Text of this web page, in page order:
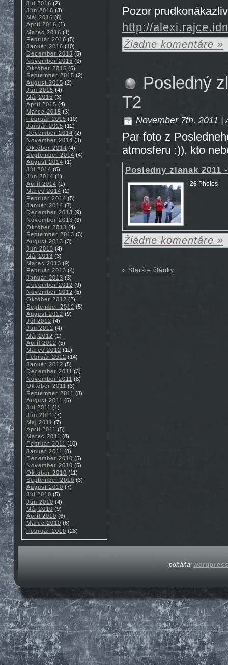
Júl 2016 (2)
Jún 2016 (3)
Máj 2016 (6)
Apríl 2016 (1)
Marec 2016 (1)
Február 2016 (5)
Január 2016 (10)
December 2015 (5)
November 2015 (3)
Október 2015 (6)
September 2015 (2)
August 2015 (2)
Jún 2015 (4)
Máj 2015 (3)
Apríl 2015 (4)
Marec 2015 (3)
Február 2015 (10)
Január 2015 (12)
December 2014 (2)
November 2014 (3)
Október 2014 (4)
September 2014 (4)
August 2014 (1)
Júl 2014 (6)
Jún 2014 (1)
Apríl 2014 (1)
Marec 2014 (2)
Február 2014 (5)
Január 2014 (7)
December 2013 (9)
November 2013 (3)
Október 2013 (4)
September 2013 (3)
August 2013 (3)
Jún 2013 (4)
Máj 2013 (3)
Marec 2013 (9)
Február 2013 (4)
Január 2013 (3)
December 2012 (9)
November 2012 (5)
Október 2012 (2)
September 2012 (5)
August 2012 (9)
Júl 2012 (4)
Jún 2012 (4)
Máj 2012 (2)
Apríl 2012 (5)
Marec 2012 (11)
Február 2012 (14)
Január 2012 (5)
December 2011 (3)
November 2011 (8)
Október 2011 (3)
September 2011 (8)
August 2011 (5)
Júl 2011 (1)
Jún 2011 (7)
Máj 2011 (7)
Apríl 2011 (5)
Marec 2011 (8)
Február 2011 (10)
Január 2011 (8)
December 2010 (5)
November 2010 (5)
Október 2010 (11)
September 2010 (3)
August 2010 (7)
Júl 2010 (5)
Jún 2010 (4)
Máj 2010 (9)
Apríl 2010 (6)
Marec 2010 (6)
Február 2010 (28)
Pozor
http://
Žiadne komentáre »
Posledný
T2
November 7th, 2011 |
Par foto z
atmosferu :)), kto
Posledny zlanak 2011
26 Photos
Žiadne komentáre »
« Staršie články
poháňa: